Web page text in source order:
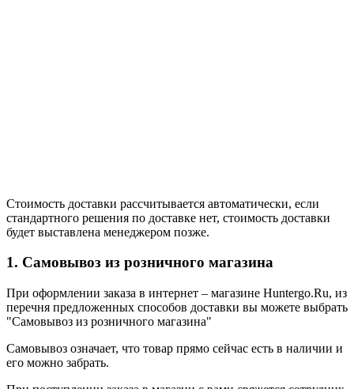
Стоимость доставки рассчитывается автоматически, если
стандартного решения по доставке нет, стоимость доставки
будет выставлена менеджером позже.
1. Самовывоз из розничного магазина
При оформлении заказа в интернет – магазине Huntergo.Ru, из
перечня предложенных способов доставки вы можете выбрать
"Самовывоз из розничного магазина"
Самовывоз означает, что товар прямо сейчас есть в наличии и
его можно забрать.